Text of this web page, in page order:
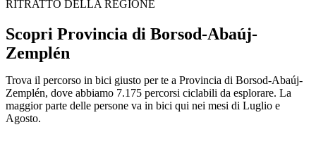
RITRATTO DELLA REGIONE
Scopri Provincia di Borsod-Abaúj-
Zemplén
Trova il percorso in bici giusto per te a Provincia di Borsod-Abaúj-
Zemplén, dove abbiamo 7.175 percorsi ciclabili da esplorare. La
maggior parte delle persone va in bici qui nei mesi di Luglio e
Agosto.